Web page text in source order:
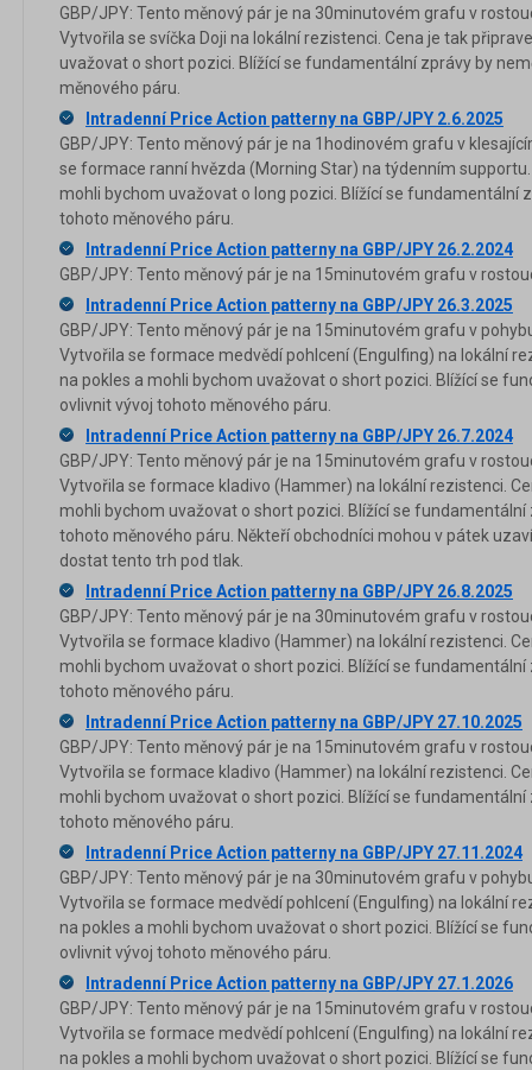
GBP/JPY: Tento měnový pár je na 30minutovém grafu v
Vytvořila se svíčka Doji na lokální rezistenci. Cena je tak
uvažovat o short pozici. Blížící se fundamentální zprávy by
měnového páru.
Intradenní Price Action patterny na GBP/JPY 2.6.2025
GBP/JPY: Tento měnový pár je na 1hodinovém grafu v
se formace ranní hvězda (Morning Star) na týdenním
mohli bychom uvažovat o long pozici. Blížící se fundamentální
tohoto měnového páru.
Intradenní Price Action patterny na GBP/JPY 26.2.2024
GBP/JPY: Tento měnový pár je na 15minutovém grafu v
Intradenní Price Action patterny na GBP/JPY 26.3.2025
GBP/JPY: Tento měnový pár je na 15minutovém grafu v
Vytvořila se formace medvědí pohlcení (Engulfing) na lokální
na pokles a mohli bychom uvažovat o short pozici. Blížící se
ovlivnit vývoj tohoto měnového páru.
Intradenní Price Action patterny na GBP/JPY 26.7.2024
GBP/JPY: Tento měnový pár je na 15minutovém grafu v
Vytvořila se formace kladivo (Hammer) na lokální rezistenci.
mohli bychom uvažovat o short pozici. Blížící se fundamentální
tohoto měnového páru. Někteří obchodníci mohou v pátek
dostat tento trh pod tlak.
Intradenní Price Action patterny na GBP/JPY 26.8.2025
GBP/JPY: Tento měnový pár je na 30minutovém grafu v
Vytvořila se formace kladivo (Hammer) na lokální rezistenci.
mohli bychom uvažovat o short pozici. Blížící se fundamentální
tohoto měnového páru.
Intradenní Price Action patterny na GBP/JPY 27.10.2025
GBP/JPY: Tento měnový pár je na 15minutovém grafu v
Vytvořila se formace kladivo (Hammer) na lokální rezistenci.
mohli bychom uvažovat o short pozici. Blížící se fundamentální
tohoto měnového páru.
Intradenní Price Action patterny na GBP/JPY 27.11.2024
GBP/JPY: Tento měnový pár je na 30minutovém grafu v
Vytvořila se formace medvědí pohlcení (Engulfing) na lokální
na pokles a mohli bychom uvažovat o short pozici. Blížící se
ovlivnit vývoj tohoto měnového páru.
Intradenní Price Action patterny na GBP/JPY 27.1.2026
GBP/JPY: Tento měnový pár je na 15minutovém grafu v
Vytvořila se formace medvědí pohlcení (Engulfing) na lokální
na pokles a mohli bychom uvažovat o short pozici. Blížící se